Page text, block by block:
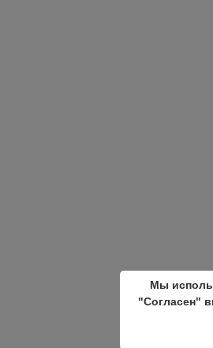
Мы
"Согласен"